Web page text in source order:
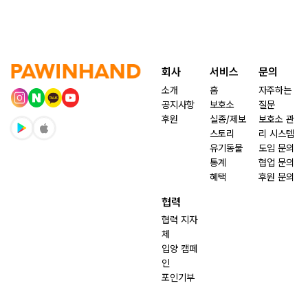
회사
소개
공지사항
후원
서비스
홈
보호소
실종/제보
스토리
유기동물
통계
혜택
문의
자주하는
질문
보호소 관
리 시스템
도입 문의
협업 문의
후원 문의
협력
협력 지자
체
입양 캠페
인
포인기부